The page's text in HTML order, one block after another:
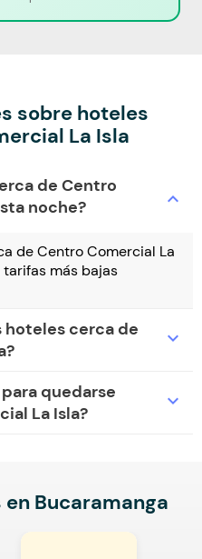
sobre hoteles
La Isla
de Centro
noche?
expand_more
de Centro Comercial La
tarifas más bajas
hoteles cerca de
expand_more
quedarse
La Isla?
expand_more
Bucaramanga